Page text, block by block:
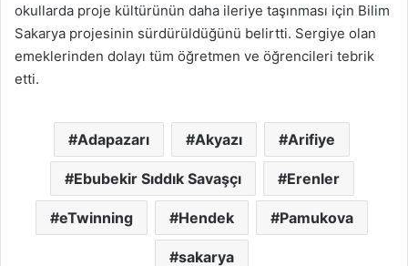
okullarda proje kültürünün daha ileriye taşınması için Bilim
Sakarya projesinin sürdürüldüğünü belirtti. Sergiye olan
emeklerinden dolayı tüm öğretmen ve öğrencileri tebrik
etti.
Adapazarı Akyazı Arifiye
Ebubekir Sıddık Savaşçı Erenler
eTwinning Hendek Pamukova
sakarya